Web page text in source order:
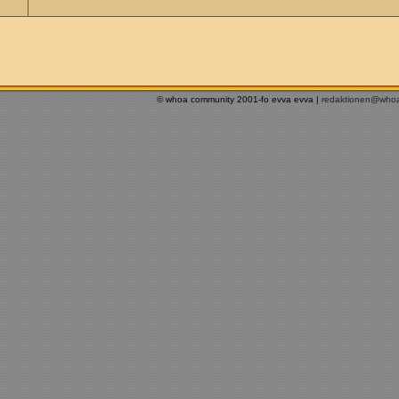
© whoa community 2001-fo evva evva |